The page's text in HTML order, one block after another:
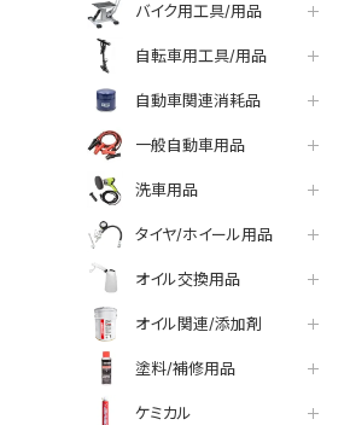
バイク用工具/用品
自転車用工具/用品
自動車関連消耗品
一般自動車用品
洗車用品
タイヤ/ホイール用品
オイル交換用品
オイル関連/添加剤
塗料/補修用品
ケミカル